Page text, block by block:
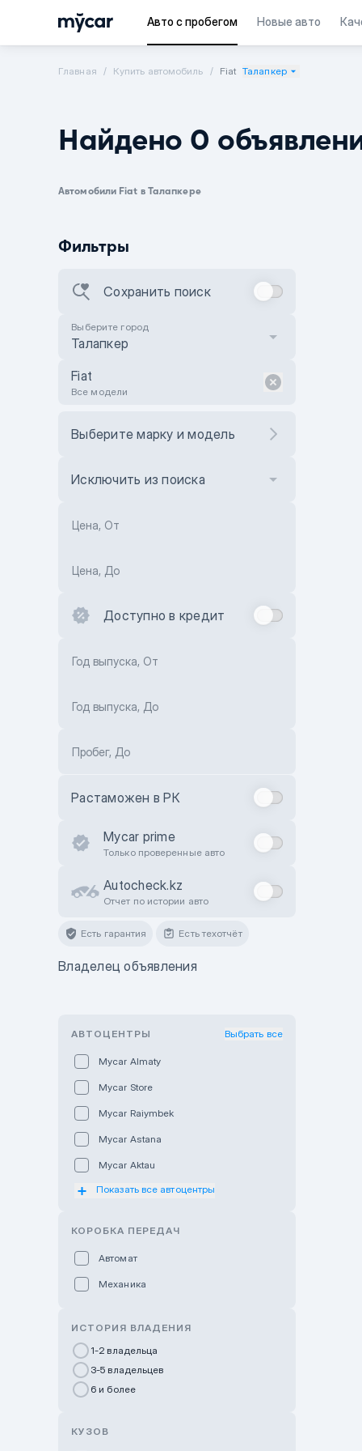
Авто с пробегом Новые авто
Главная Купить автомобиль Fiat Талапкер
Найдено 0
Автомобили Fiat в Талапкере
Фильтры
Сохранить поиск
Выберите город
Талапкер
Fiat
Все модели
Выберите марку и модель
Исключить из поиска
Цена, От
Цена, До
Доступно в кредит
Год выпуска, От
Год выпуска, До
Пробег, До
Растаможен в РК
Mycar prime
Только проверенные авто
Autocheck.kz
Отчет по истории авто
Есть гарантия Есть техотчёт
Владелец объявления
АВТОЦЕНТРЫ Выбрать все
Mycar Almaty
Mycar Store
Mycar Raiymbek
Mycar Astana
Mycar Aktau
Mycar Uralsk
GWM Nurly Zhol
Chery Astana
Показать все автоцентры
КОРОБКА ПЕРЕДАЧ
Автомат
Механика
ИСТОРИЯ ВЛАДЕНИЯ
1-2 владельца
3-5 владельцев
6 и более
КУЗОВ